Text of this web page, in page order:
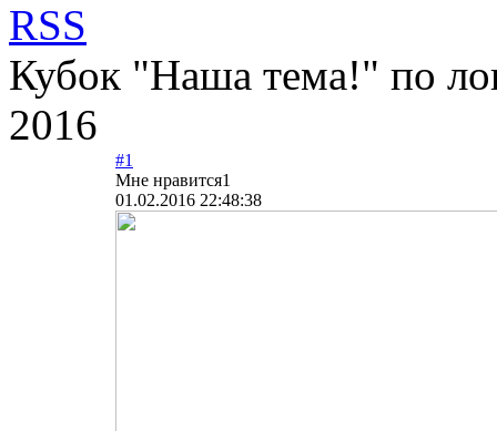
RSS
Кубок "Наша тема!" по
2016
#1
Мне нравится1
01.02.2016 22:48:38